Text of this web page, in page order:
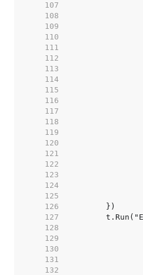
   107
   108
   109
   110
   111
   112
   113
   114
   115
   116
   117
   118
   119
   120
   121
   122
   123
   124
   125
   126
   127
   128
   129
   130
   131
   132